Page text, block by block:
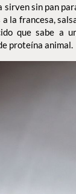
sin pan
a la francesa,
que sabe a
proteína animal.